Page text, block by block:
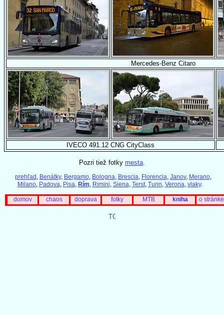
Mercedes-Benz Citaro
IVECO 491.12 CNG CityClass
Pozri tiež fotky mesta
prehľad , Benátky, Bergamo, Bologna, Brescia, Florencia, Janov, Merano,
Milano, Padova, Pisa, Rím, Rimini, Siena, Terst, Turin, Verona, vlaky.
domov chaos doprava fotky MTB kniha o stránke